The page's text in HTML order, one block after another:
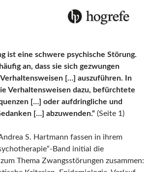
ist eine schwere psychische Störung.
an, dass sie sich gezwungen
[…] auszuführen. In
Verhaltensweisen dazu, befürchtete
[…] oder aufdringliche und
[…] abzuwenden.“ (Seite 1)
S. Hartmann fassen in ihrem
Band initial die
Thema Zwangsstörungen zusammen: